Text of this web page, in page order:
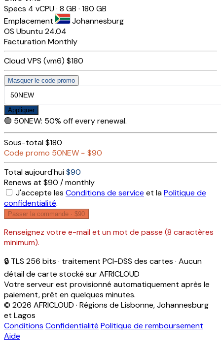
Specs 4 vCPU · 8 GB · 180 GB
Emplacement
Johannesburg
OS Ubuntu 24.04
FacturationMonthly
Cloud VPS (vm6) $180
Masquer le code promo
Appliquer
🟢 50NEW: 50% off every renewal.
Sous-total$180
Code promo 50NEW − $90
Total aujourd'hui$90
Renews at $90 / monthly
J'accepte les Conditions de service et laPolitique de
confidentialité.
Passer la commande · $90
Renseignez votre e-mail et un mot de passe (8 caractères
minimum).
🔒 TLS 256 bits · traitement PCI-DSS des cartes · Aucun
détail de carte stocké sur AFRICLOUD
Votre serveur est provisionné automatiquement après le
paiement, prêt en quelques minutes.
© 2026 AFRICLOUD · Régions de Lisbonne, Johannesburg
et Lagos
Conditions Confidentialité Politique de remboursement
Aide